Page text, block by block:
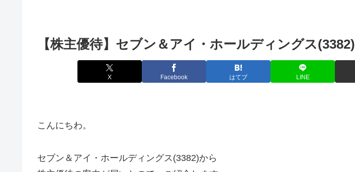
【株主優待】セブン＆アイ・ホールディングス(3382)
X Facebook はてブ LINE
こんにちわ。
セブン＆アイ・ホールディングス(3382)から